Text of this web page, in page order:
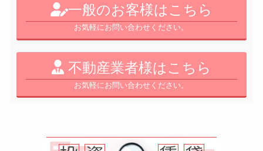
一般のお客様はこちら
お気軽にお問い合わせください。
不動産業者様はこちら
お気軽にお問い合わせください。